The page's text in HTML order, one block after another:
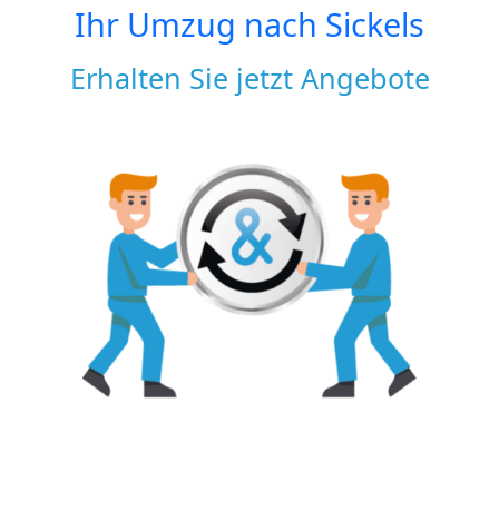
Ihr Umzug nach Sickels
Erhalten Sie jetzt Angebote